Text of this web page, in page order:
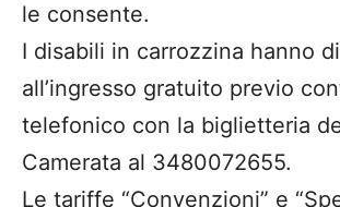
le consente.
I disabili in carrozzina hanno
all’ingresso gratuito previo
telefonico con la biglietteria
Camerata al 3480072655.
Le tariffe “Convenzioni” e